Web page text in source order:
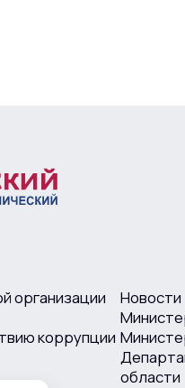
организации
коррупции
Новости
области